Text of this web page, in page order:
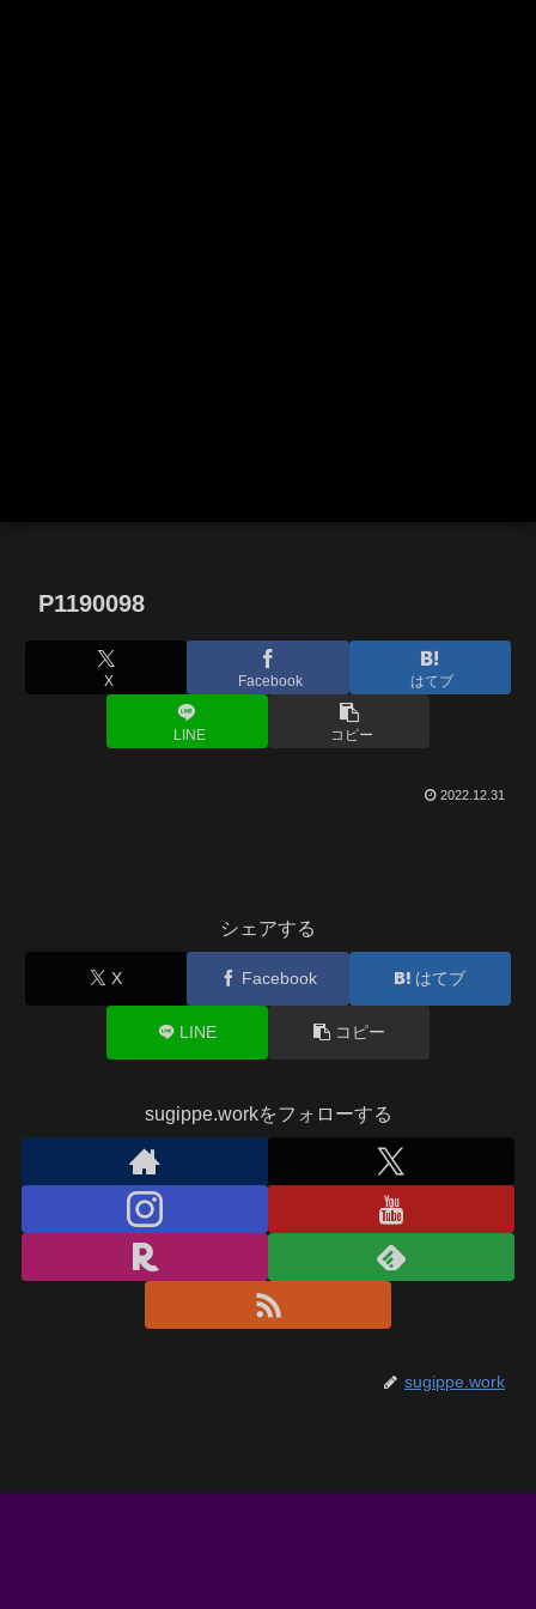
P1190098
X Facebook はてブ
LINE コピー
2022.12.31
シェアする
X Facebook はてブ
LINE コピー
sugippe.workをフォローする
sugippe.work